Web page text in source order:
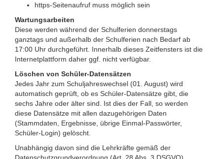
https-Seitenaufruf muss möglich sein
Wartungsarbeiten
Diese werden während der Schulferien donnerstags
ganztags und außerhalb der Schulferien nach Bedarf ab
17:00 Uhr durchgeführt. Innerhalb dieses Zeitfensters ist die
Internetplattform daher ggf. nicht verfügbar.
Löschen von Schüler-Datensätzen
Jedes Jahr zum Schuljahreswechsel (01. August) wird
automatisch geprüft, ob es Schüler-Datensätze gibt, die
sechs Jahre oder älter sind. Ist dies der Fall, so werden
diese Datensätze mit allen dazugehörigen Daten
(Stammdaten, Ergebnisse, übrige Einmal-Passwörter,
Schüler-Login) gelöscht.
Unabhängig davon sind die Lehrkräfte gemäß der